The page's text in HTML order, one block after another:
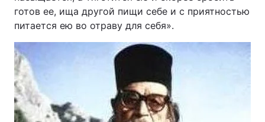
готов ее, ища другой пищи себе и с приятностью
питается ею во отраву для себя».